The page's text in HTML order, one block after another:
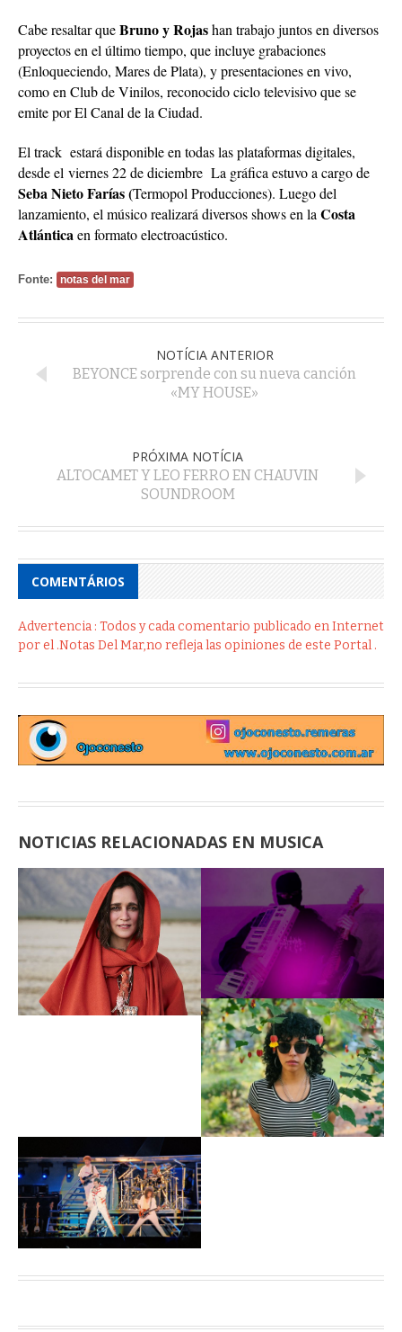
Cabe resaltar queBruno y Rojashan trabajo juntos en diversos
proyectos en el último tiempo, que incluye grabaciones
(Enloqueciendo, Mares de Plata), y presentaciones en vivo,
como en Club de Vinilos, reconocido ciclo televisivo que se
emite por El Canal de la Ciudad.
El track estará disponible en todas las plataformas digitales,
desde el viernes 22 de diciembre La gráfica estuvo a cargo de
Seba Nieto Farías (Termopol Producciones). Luego del
lanzamiento, el músico realizará diversos shows en la Costa
Atlánticaen formato electroacústico.
Fonte: notas del mar
NOTÍCIA ANTERIOR
BEYONCE sorprende con su nueva canción
«MY HOUSE»
PRÓXIMA NOTÍCIA
ALTOCAMET Y LEO FERRO EN CHAUVIN
SOUNDROOM
COMENTÁRIOS
Advertencia : Todos y cada comentario publicado en Internet
por el .Notas Del Mar,no refleja las opiniones de este Portal .
NOTICIAS RELACIONADAS EN MUSICA